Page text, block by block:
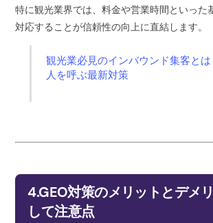
特に観光業界では、料金や営業時間といった
対応することが信頼性の向上に直結します。
観光業必見のインバウンド集客と
人を呼ぶ最新対策
4.GEO対策のメリットとデメ
して注意点